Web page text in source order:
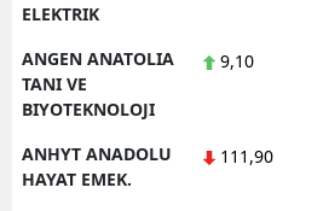
ELEKTRIK
ANGEN ANATOLIA
TANI VE
BIYOTEKNOLOJI
9,10
ANHYT ANADOLU
HAYAT EMEK.
111,90